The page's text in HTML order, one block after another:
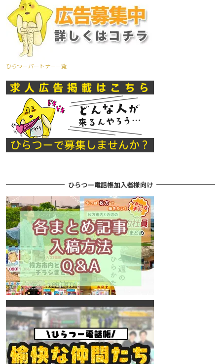
ひらつーパートナー一覧
ひらつー電話帳加入者様向け